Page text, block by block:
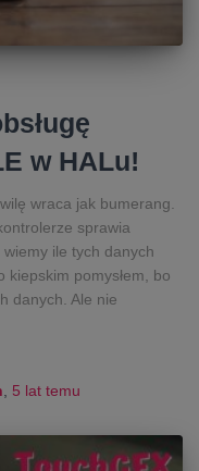
w HALu!
wraca jak bumerang.
sprawia
ile tych danych
kiepskim pomysłem, bo
danych. Ale nie
, 5 lat temu